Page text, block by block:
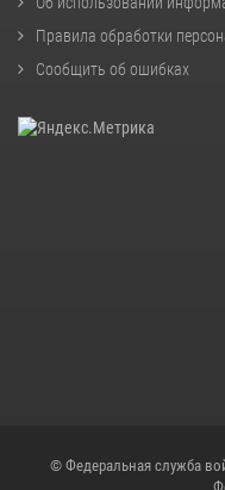
Правила обработки
Сообщить об ошибках
© Федеральная служба